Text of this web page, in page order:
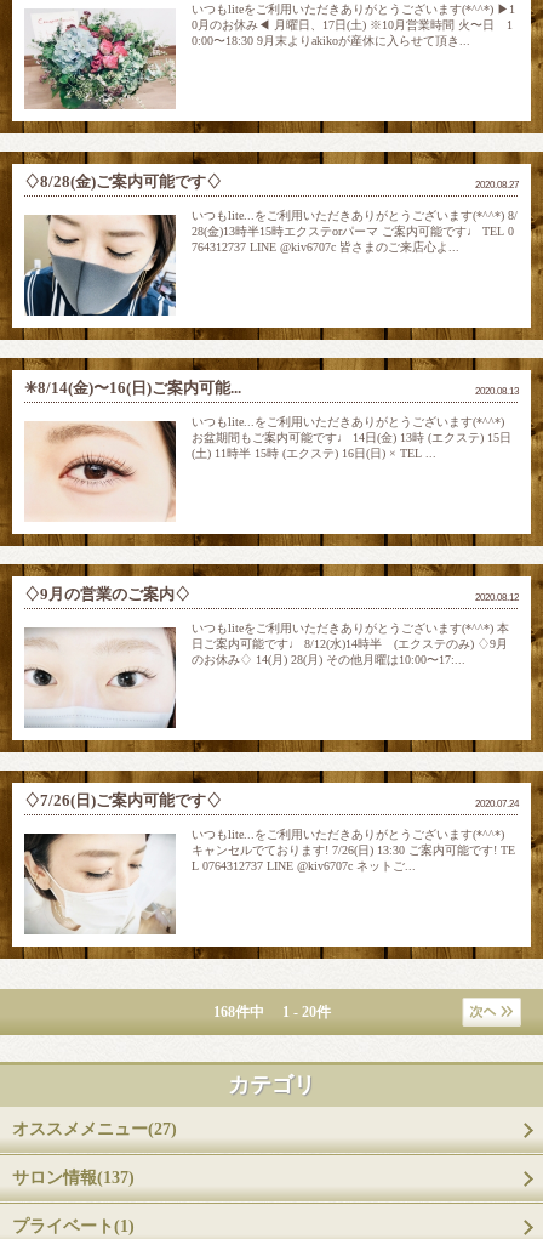
いつもliteをご利用いただきありがとうございます(*^^*) ▶︎1
0月のお休み◀︎ 月曜日、17日(土) ※10月営業時間 火〜日 1
0:00〜18:30 9月末よりakikoが産休に入らせて頂き...
2020.08.27
♢8/28(金)ご案内可能です♢
いつもlite...をご利用いただきありがとうございます(*^^*) 8/
28(金)13時半15時エクステorパーマ ご案内可能です♩ TEL 0
764312737 LINE @kiv6707c 皆さまのご来店心よ...
2020.08.13
✳︎8/14(金)〜16(日)ご案内可能...
いつもlite...をご利用いただきありがとうございます(*^^*)
お盆期間もご案内可能です♩ 14日(金) 13時 (エクステ) 15日
(土) 11時半 15時 (エクステ) 16日(日) × TEL ...
2020.08.12
♢9月の営業のご案内♢
いつもliteをご利用いただきありがとうございます(*^^*) 本
日ご案内可能です♩ 8/12(水)14時半 (エクステのみ) ♢9月
のお休み♢ 14(月) 28(月) その他月曜は10:00〜17:...
2020.07.24
♢7/26(日)ご案内可能です♢
いつもlite...をご利用いただきありがとうございます(*^^*)
キャンセルでております! 7/26(日) 13:30 ご案内可能です! TE
L 0764312737 LINE @kiv6707c ネットご...
168件中 1 - 20件
カテゴリ
オススメメニュー(27)
サロン情報(137)
プライベート(1)